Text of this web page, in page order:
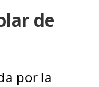
de
por la